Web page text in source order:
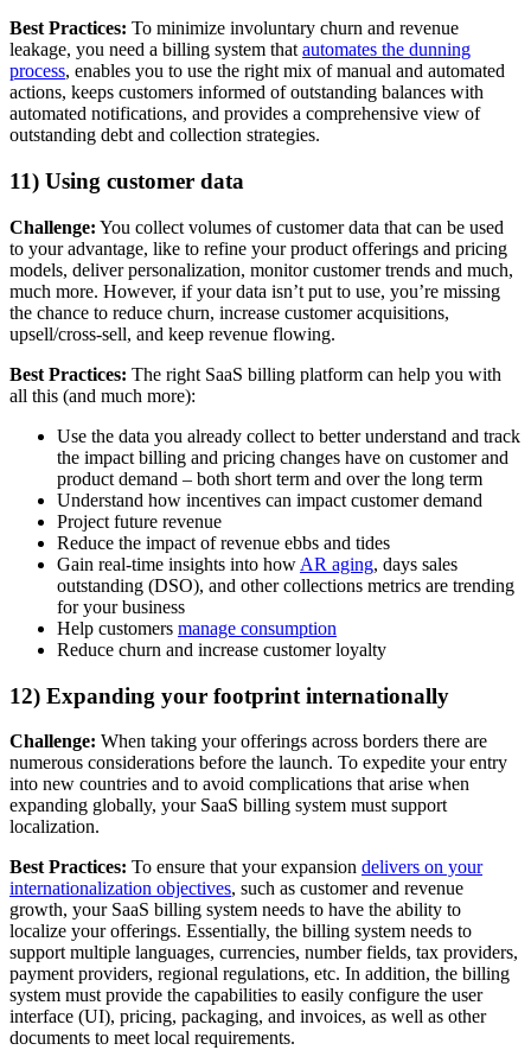
Best Practices: To minimize involuntary churn and revenue
leakage, you need a billing system thatautomates the dunning
process, enables you to use the right mix of manual and automated
actions, keeps customers informed of outstanding balances with
automated notifications, and provides a comprehensive view of
outstanding debt and collection strategies.
11) Using customer data
Challenge: You collect volumes of customer data that can be used
to your advantage, like to refine your product offerings and pricing
models, deliver personalization, monitor customer trends and much,
much more. However, if your data isn’t put to use, you’re missing
the chance to reduce churn, increase customer acquisitions,
upsell/cross-sell, and keep revenue flowing.
Best Practices: The right SaaS billing platform can help you with
all this (and much more):
Use the data you already collect to better understand and track
the impact billing and pricing changes have on customer and
product demand – both short term and over the long term
Understand how incentives can impact customer demand
Project future revenue
Reduce the impact of revenue ebbs and tides
Gain real-time insights into how AR aging, days sales
outstanding (DSO), and other collections metrics are trending
for your business
Help customers manage consumption
Reduce churn and increase customer loyalty
12) Expanding your footprint internationally
Challenge: When taking your offerings across borders there are
numerous considerations before the launch. To expedite your entry
into new countries and to avoid complications that arise when
expanding globally, your SaaS billing system must support
localization.
Best Practices: To ensure that your expansion delivers on your
internationalization objectives, such as customer and revenue
growth, your SaaS billing system needs to have the ability to
localize your offerings. Essentially, the billing system needs to
support multiple languages, currencies, number fields, tax providers,
payment providers, regional regulations, etc. In addition, the billing
system must provide the capabilities to easily configure the user
interface (UI), pricing, packaging, and invoices, as well as other
documents to meet local requirements.